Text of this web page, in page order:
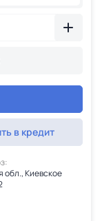
в кредит
обл., Киевское